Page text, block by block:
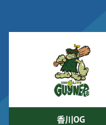
香川OG